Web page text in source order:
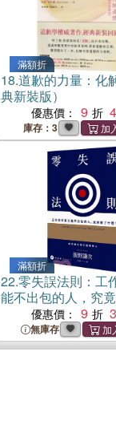
滿額折
18.道歉的力量：化
典新裝版）
優惠價： 9
庫存：3
滿額折
22.零失誤法則：工
能不出包的人，究
優惠價： 9
無庫存